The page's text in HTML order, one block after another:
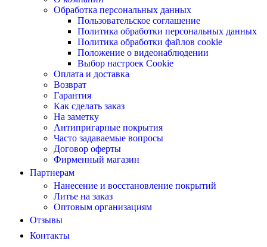
Обработка персональных данных
Пользовательское соглашение
Политика обработки персональных данных
Политика обработки файлов cookie
Положение о видеонаблюдении
Выбор настроек Cookie
Оплата и доставка
Возврат
Гарантия
Как сделать заказ
На заметку
Антипригарные покрытия
Часто задаваемые вопросы
Договор оферты
Фирменный магазин
Партнерам
Нанесение и восстановление покрытий
Литье на заказ
Оптовым организациям
Отзывы
Контакты